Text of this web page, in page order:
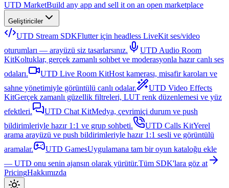
UTD MarketBuild any app and sell it on an open marketplace
Geliştiriciler
UTD Stream SDKFlutter için headless LiveKit ses/video
oturumları — arayüzü siz tasarlarsınız.
UTD Audio Room
KitKoltuklar, gerçek zamanlı sohbet ve moderasyonla hazır canlı ses
odaları.
UTD Live Room KitHost kamerası, misafir karoları ve
sahne yönetimiyle görüntülü canlı odalar.
UTD Video Effects
KitGerçek zamanlı güzellik filtreleri, LUT renk düzenlemesi ve yüz
efektleri.
UTD Chat KitMedya, çevrimiçi durum ve push
bildirimleriyle hazır 1:1 ve grup sohbeti.
UTD Calls KitYerel
arama arayüzü ve push bildirimleriyle hazır 1:1 sesli ve görüntülü
aramalar.
UTD GamesUygulamana tam bir oyun kataloğu ekle
— UTD onu senin ajansın olarak yürütür.Tüm SDK'lara göz at
PricingHakkımızda